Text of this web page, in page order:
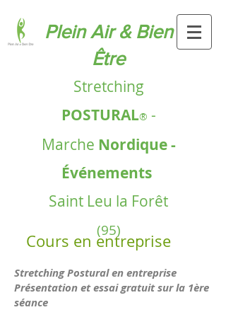
Plein Air & Bien
Être​
Stretching
POSTURAL® -
Marche Nordique -
Événements
Saint Leu la Forêt
(95)
Cours en entreprise
Stretching Postural en entreprise
Présentation et essai gratuit sur la 1ère
séance